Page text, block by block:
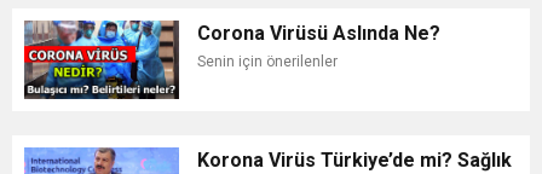
Corona Virüsü Aslında Ne?
Senin için önerilenler
Korona Virüs Türkiye’de mi? Sağlık